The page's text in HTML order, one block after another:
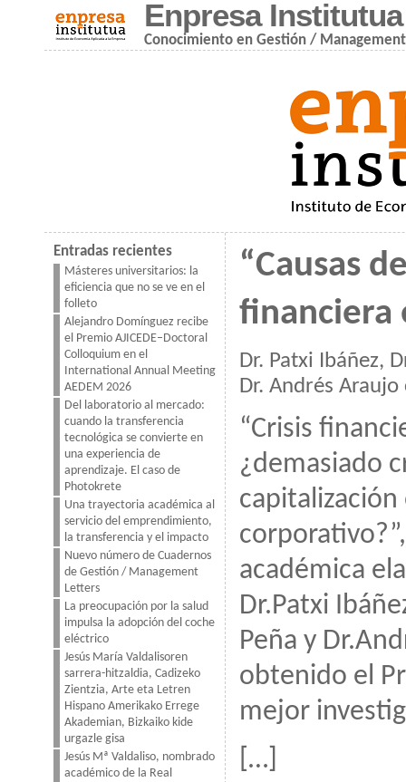
Enpresa Institutua
Conocimiento en Gestión /
Entradas recientes
Másteres universitarios: la
eficiencia que no se ve en el
folleto
Alejandro Domínguez recibe
el Premio AJICEDE–Doctoral
Colloquium en el
International Annual Meeting
AEDEM 2026
Del laboratorio al mercado:
cuando la transferencia
tecnológica se convierte en
una experiencia de
aprendizaje. El caso de
Photokrete
Una trayectoria académica al
servicio del emprendimiento,
la transferencia y el impacto
Nuevo número de Cuadernos
de Gestión / Management
Letters
La preocupación por la salud
impulsa la adopción del coche
eléctrico
Jesús María Valdalisoren
sarrera-hitzaldia, Cadizeko
Zientzia, Arte eta Letren
Hispano Amerikako Errege
Akademian, Bizkaiko kide
urgazle gisa
Jesús Mª Valdaliso, nombrado
académico de la Real
“Causas
financiera
Dr. Patxi Ibáñez,
Dr. Andrés Araujo
“Crisis
¿demasiado
académica
Dr.Patxi
Peña y
obtenido el
mejor
[…]